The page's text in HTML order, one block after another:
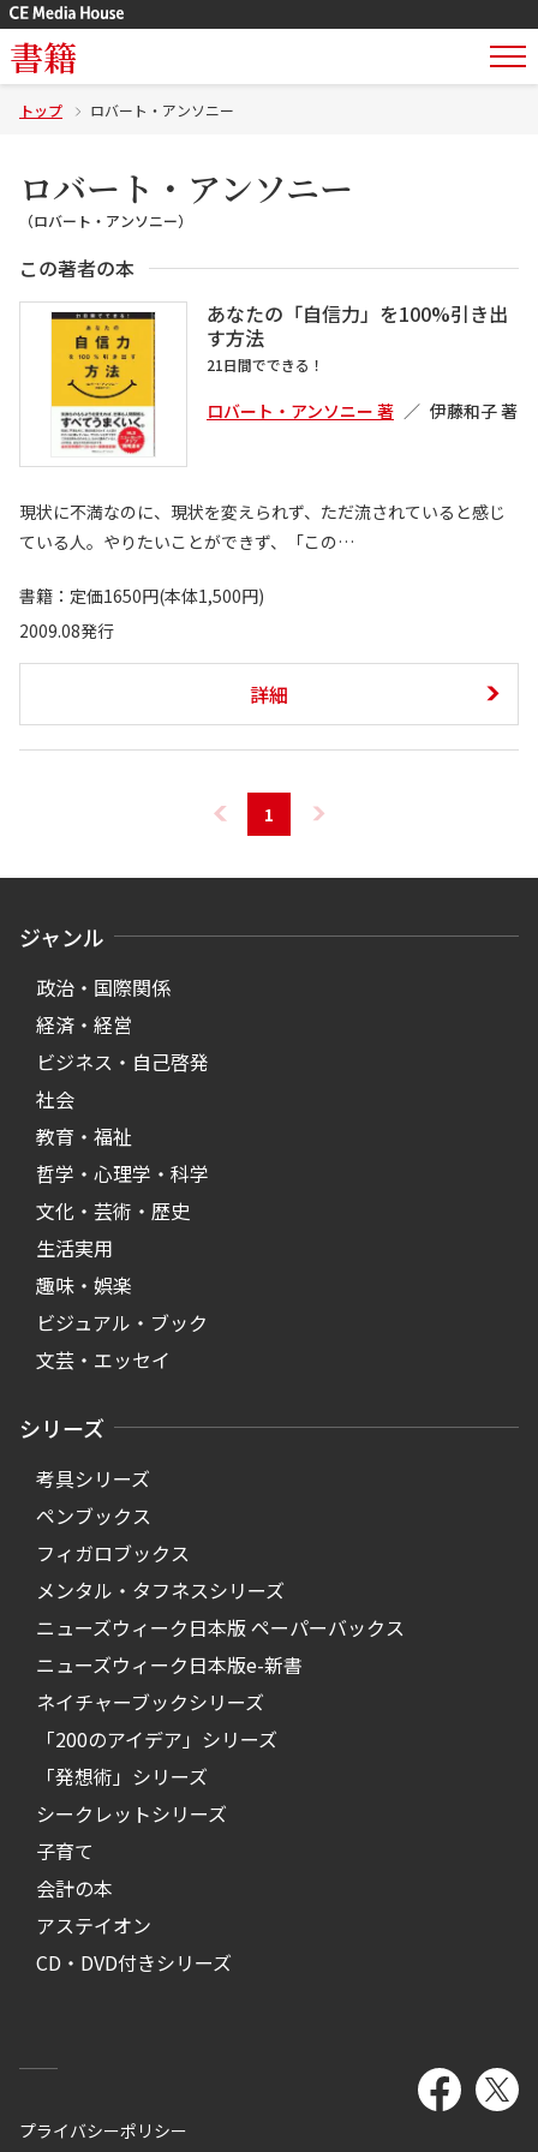
書籍
トップ ロバート・アンソニー
ロバート・アンソニー
（ロバート・アンソニー）
この著者の本
あなたの「自信力」を100%引き出
す方法
21日間でできる！
ロバート・アンソニー 著 伊藤和子 著
現状に不満なのに、現状を変えられず、ただ流されていると感じ
ている人。やりたいことができず、「この…
書籍：定価1650円(本体1,500円)
2009.08発行
詳細
1
ジャンル
政治・国際関係
経済・経営
ビジネス・自己啓発
社会
教育・福祉
哲学・心理学・科学
文化・芸術・歴史
生活実用
趣味・娯楽
ビジュアル・ブック
文芸・エッセイ
シリーズ
考具シリーズ
ペンブックス
フィガロブックス
メンタル・タフネスシリーズ
ニューズウィーク日本版 ペーパーバックス
ニューズウィーク日本版e-新書
ネイチャーブックシリーズ
「200のアイデア」シリーズ
「発想術」シリーズ
シークレットシリーズ
子育て
会計の本
アステイオン
CD・DVD付きシリーズ
プライバシーポリシー